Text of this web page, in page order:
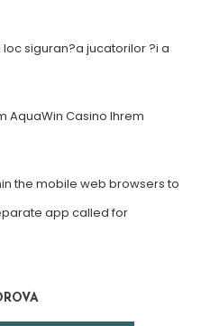
siguran?a jucatorilor ?i a
AquaWin Casino Ihrem
the mobile web browsers to
app called for